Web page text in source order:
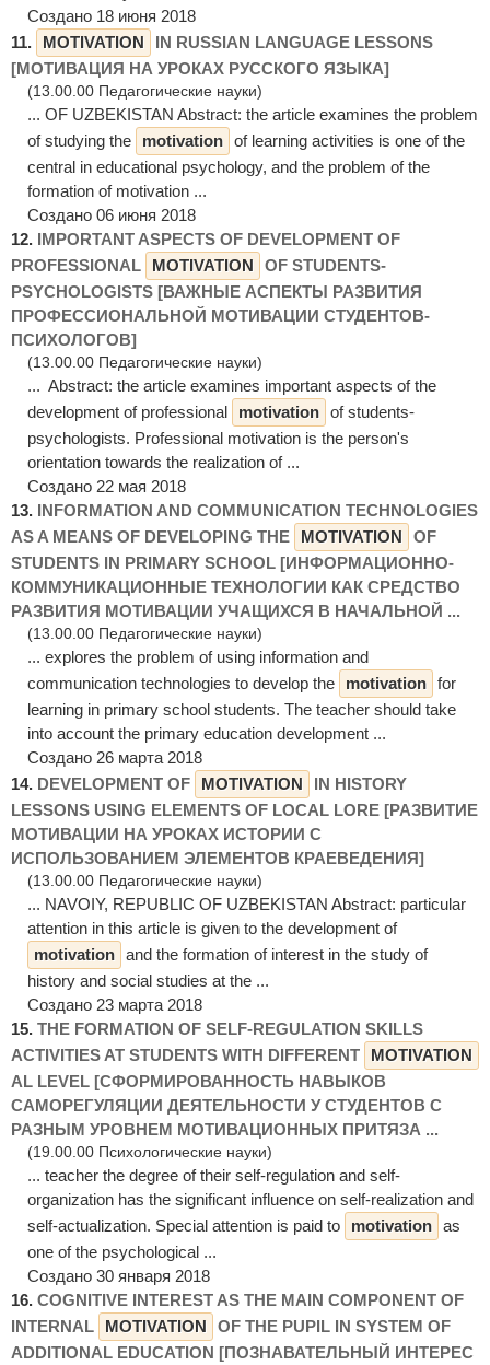
Создано 18 июня 2018
11.
MOTIVATION
IN RUSSIAN LANGUAGE LESSONS
[МОТИВАЦИЯ НА УРОКАХ РУССКОГО ЯЗЫКА]
(13.00.00 Педагогические науки)
... OF UZBEKISTAN Abstract: the article examines the problem
of studying the
motivation of learning activities is one of the
central in educational psychology, and the problem of the
formation of motivation ...
Создано 06 июня 2018
12. IMPORTANT ASPECTS OF DEVELOPMENT OF
PROFESSIONAL
MOTIVATION
OF STUDENTS-
PSYCHOLOGISTS [ВАЖНЫЕ АСПЕКТЫ РАЗВИТИЯ
ПРОФЕССИОНАЛЬНОЙ МОТИВАЦИИ СТУДЕНТОВ-
ПСИХОЛОГОВ]
(13.00.00 Педагогические науки)
... Abstract: the article examines important aspects of the
development of professional
motivation of students-
psychologists. Professional motivation is the person's
orientation towards the realization of ...
Создано 22 мая 2018
13. INFORMATION AND COMMUNICATION TECHNOLOGIES
AS A MEANS OF DEVELOPING THE
MOTIVATION
OF
STUDENTS IN PRIMARY SCHOOL [ИНФОРМАЦИОННО-
КОММУНИКАЦИОННЫЕ ТЕХНОЛОГИИ КАК СРЕДСТВО
РАЗВИТИЯ МОТИВАЦИИ УЧАЩИХСЯ В НАЧАЛЬНОЙ ...
(13.00.00 Педагогические науки)
... explores the problem of using information and
communication technologies to develop the
motivation for
learning in primary school students. The teacher should take
into account the primary education development ...
Создано 26 марта 2018
14. DEVELOPMENT OF MOTIVATION
IN HISTORY
LESSONS USING ELEMENTS OF LOCAL LORE [РАЗВИТИЕ
МОТИВАЦИИ НА УРОКАХ ИСТОРИИ С
ИСПОЛЬЗОВАНИЕМ ЭЛЕМЕНТОВ КРАЕВЕДЕНИЯ]
(13.00.00 Педагогические науки)
... NAVOIY, REPUBLIC OF UZBEKISTAN Abstract: рarticular
attention in this article is given to the development of
motivation and the formation of interest in the study of
history and social studies at the ...
Создано 23 марта 2018
15. THE FORMATION OF SELF-REGULATION SKILLS
ACTIVITIES AT STUDENTS WITH DIFFERENT
MOTIVATION
AL LEVEL [СФОРМИРОВАННОСТЬ НАВЫКОВ
САМОРЕГУЛЯЦИИ ДЕЯТЕЛЬНОСТИ У СТУДЕНТОВ С
РАЗНЫМ УРОВНЕМ МОТИВАЦИОННЫХ ПРИТЯЗА ...
(19.00.00 Психологические науки)
... teacher the degree of their self-regulation and self-
organization has the significant influence on self-realization and
self-actualization. Special attention is paid to
motivation as
one of the psychological ...
Создано 30 января 2018
16. COGNITIVE INTEREST AS THE MAIN COMPONENT OF
INTERNAL
MOTIVATION
OF THE PUPIL IN SYSTEM OF
ADDITIONAL EDUCATION [ПОЗНАВАТЕЛЬНЫЙ ИНТЕРЕС